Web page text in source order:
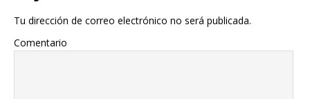
Tu dirección de correo electrónico no será publicada.
Comentario